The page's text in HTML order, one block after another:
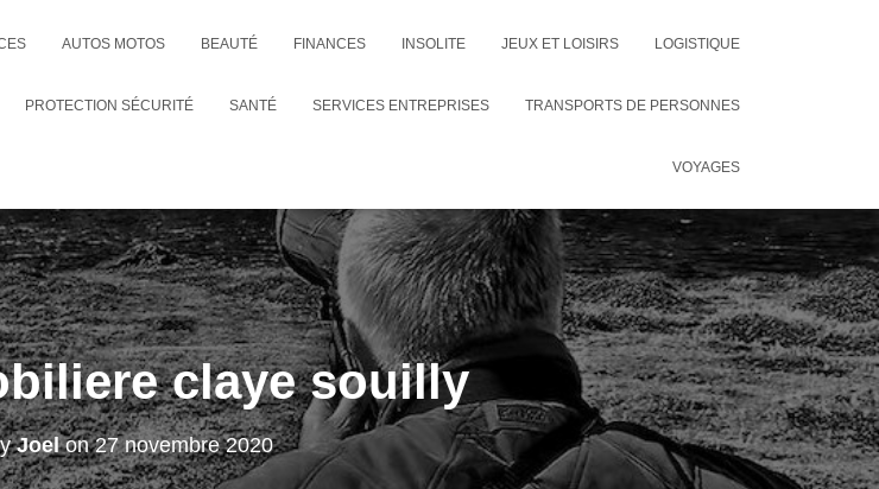
AUTOS MOTOS BEAUTÉ FINANCES INSOLITE JEUX ET LOISIRS LOGISTIQUE
PROTECTION SÉCURITÉ SANTÉ SERVICES ENTREPRISES TRANSPORTS DE PERSONNES
VOYAGES
claye souilly
Joelon27 novembre 2020